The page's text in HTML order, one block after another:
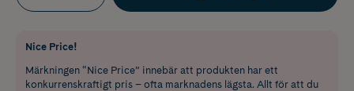
Nice Price!
Märkningen “Nice Price” innebär att produkten har ett
konkurrenskraftigt pris – ofta marknadens lägsta. Allt för att du